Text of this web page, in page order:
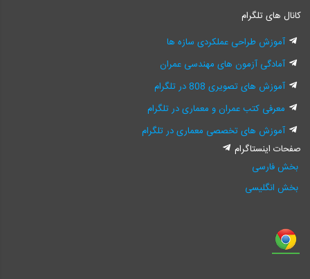
کانال های تلگرام
آموزش طراحی عملکردی سازه ها
آمادگی آزمون های مهندسی عمران
آموزش های تصویری 808 در تلگرام
معرفی کتب عمران و معماری در تلگرام
آموزش های تخصصی معماری در تلگرام
صفحات اینستاگرام
بخش فارسی
بخش انگلیسی